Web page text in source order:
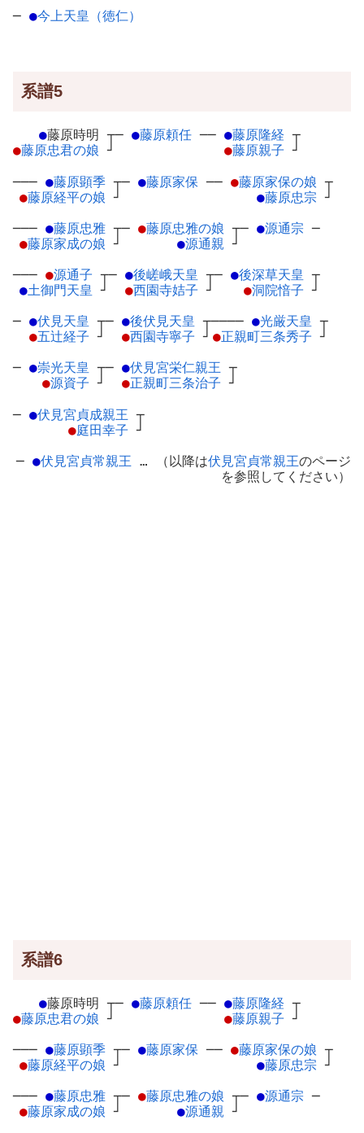
─ ●今上天皇（徳仁）
系譜5
●藤原時明 ┬
●藤原忠君の娘 ┘
─ ●藤原頼任 ── ●藤原隆経 ┬
●藤原親子 ┘
─── ●藤原顕季 ┬
●藤原経平の娘 ┘
─ ●藤原家保 ── ●藤原家保の娘 ┬
●藤原忠宗 ┘
─── ●藤原忠雅 ┬
●藤原家成の娘 ┘
─ ●藤原忠雅の娘 ┬
●源通親 ┘
─ ●源通宗 ─
─── ●源通子 ┬
●土御門天皇 ┘
─ ●後嵯峨天皇 ┬
●西園寺姞子 ┘
─ ●後深草天皇 ┬
●洞院愔子 ┘
─ ●伏見天皇 ┬
●五辻経子 ┘
─ ●後伏見天皇 ┬
●西園寺寧子 ┘
──── ●光厳天皇 ┬
●正親町三条秀子 ┘
─ ●崇光天皇 ┬
●源資子 ┘
─ ●伏見宮栄仁親王 ┬
●正親町三条治子 ┘
─ ●伏見宮貞成親王 ┬
●庭田幸子 ┘
─ ●伏見宮貞常親王 … （以降は伏見宮貞常親王のページ
を参照してください）
系譜6
●藤原時明 ┬
●藤原忠君の娘 ┘
─ ●藤原頼任 ── ●藤原隆経 ┬
●藤原親子 ┘
─── ●藤原顕季 ┬
●藤原経平の娘 ┘
─ ●藤原家保 ── ●藤原家保の娘 ┬
●藤原忠宗 ┘
─── ●藤原忠雅 ┬
●藤原家成の娘 ┘
─ ●藤原忠雅の娘 ┬
●源通親 ┘
─ ●源通宗 ─